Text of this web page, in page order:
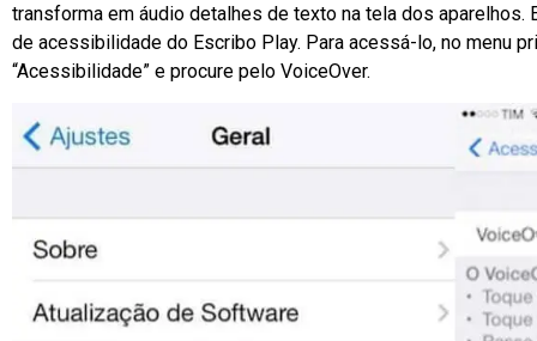
transforma em áudio detalhes de texto na tela dos aparelhos.
de acessibilidade do Escribo Play. Para acessá-lo, no menu
“Acessibilidade” e procure pelo VoiceOver.